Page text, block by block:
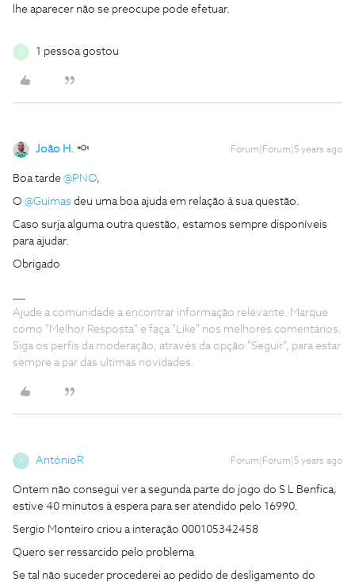
lhe aparecer não se preocupe pode efetuar.
1 pessoa gostou
João H. Forum|Forum|5 years ago
Boa tarde @PNO,
O @Guimas deu uma boa ajuda em relação à sua questão.
Caso surja alguma outra questão, estamos sempre disponíveis
para ajudar.
Obrigado
Ajude a comunidade a encontrar informação relevante. Marque
como "Melhor Resposta" e faça "Like" nos melhores comentários.
Siga os perfis da moderação, através da opção "Seguir", para estar
sempre a par das ultimas novidades.
A AntónioR Forum|Forum|5 years ago
Ontem não consegui ver a segunda parte do jogo do S L Benfica,
estive 40 minutos à espera para ser atendido pelo 16990.
Sergio Monteiro criou a interação 000105342458
Quero ser ressarcido pelo problema
Se tal não suceder procederei ao pedido de desligamento do